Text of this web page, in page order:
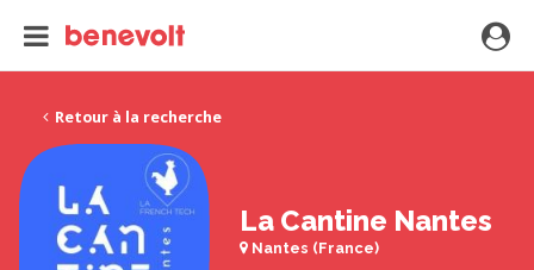
Retour à la recherche
La Cantine Nantes
Nantes (France)